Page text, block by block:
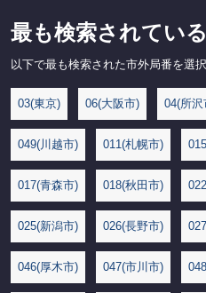
最も検索されてい
以下で最も検索された市外局番を選
03(東京) 06(大阪市) 04(所沢
049(川越市) 011(札幌市)
017(青森市) 018(秋田市)
025(新潟市) 026(長野市)
046(厚木市) 047(市川市)